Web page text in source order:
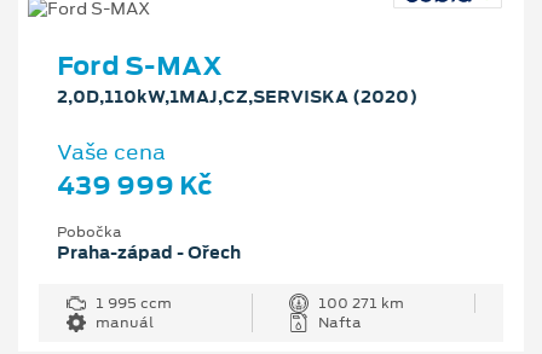
Ford S-MAX
2,0D,110kW,1MAJ,CZ,SERVISKA (2020)
Vaše cena
439 999 Kč
Pobočka
Praha-západ - Ořech
1 995 ccm
100 271 km
manuál
Nafta